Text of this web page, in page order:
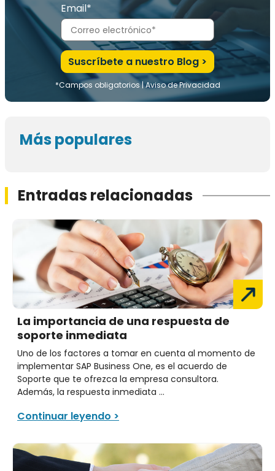
Email*
*Campos obligatorios |Aviso de Privacidad
Más populares
Entradas relacionadas
La importancia de una respuesta de
soporte inmediata
Uno de los factores a tomar en cuenta al momento de
implementar SAP Business One, es el acuerdo de
Soporte que te ofrezca la empresa consultora.
Además, la respuesta inmediata ...
Continuar leyendo >